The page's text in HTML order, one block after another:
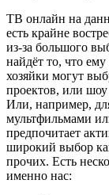
ТВ онлайн на
есть крайне
из-за большого
найдёт то, что
хозяйки могут
проектов, или
Или, например,
мультфильмами
предпочитает
широкий выбор
прочих. Есть
именно нас: